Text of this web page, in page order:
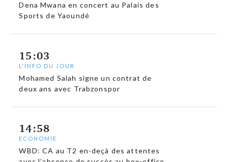
Dena Mwana en concert au Palais des
Sports de Yaoundé
15:03
L'INFO DU JOUR
Mohamed Salah signe un contrat de
deux ans avec Trabzonspor
14:58
ECONOMIE
WBD: CA au T2 en-deçà des attentes